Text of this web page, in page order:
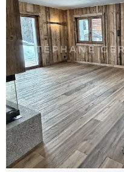
principale que pour
Prix : 890 000 € F,A,I
l'acquéreur (5 % TTC